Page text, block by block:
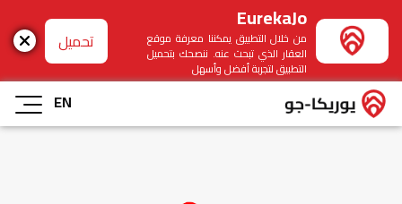
EurekaJo
من خلال التطبيق يمكننا معرفة موقع
العقار الذي تبحث عنه. ننصحك بتحميل
التطبيق لتجربة أفضل وأسهل
تحميل
EN